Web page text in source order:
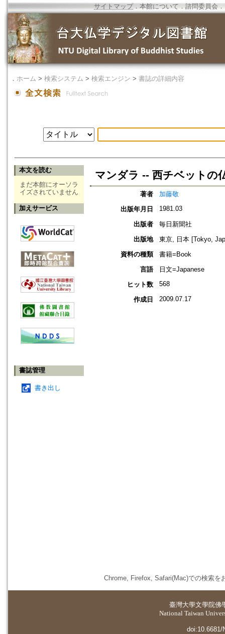
サイトマップ．本館について ． 諮問委員会 ．
． ホーム > 検索システム > 検索エンジン > 書誌の詳細内容
本文を読む
まだ本館にオーソラ
イズされていません
加えサービス
書誌管理
書き出し
マンダラ -- 西チベットの
著者
加藤敬
出版年月日
1981.03
出版者
毎日新聞社
出版地
東京, 日本 [Tokyo,
資料の種類
書籍=Book
言語
日文=Japanese
ヒット数
568
作成日 2009.07.17
Chrome, Firefox, Safari(Mac)での検索を
臺灣大學文學院佛
National Taiwan
doi:10.6681/